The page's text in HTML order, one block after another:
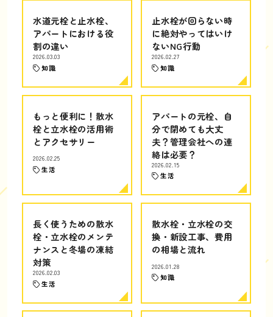
水道元栓と止水栓、
アパートにおける役
割の違い
2026.03.03
知識
止水栓が回らない時
に絶対やってはいけ
ないNG行動
2026.02.27
知識
もっと便利に！散水
栓と立水栓の活用術
とアクセサリー
2026.02.25
生活
アパートの元栓、自
分で閉めても大丈
夫？管理会社への連
絡は必要？
2026.02.15
生活
長く使うための散水
栓・立水栓のメンテ
ナンスと冬場の凍結
対策
2026.02.03
生活
散水栓・立水栓の交
換・新設工事、費用
の相場と流れ
2026.01.28
知識